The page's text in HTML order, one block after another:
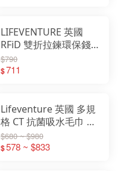
LIFEVENTURE 英國
RFiD 雙折拉鍊環保錢
包 安全防盜 68721
68722 68723 68726
$790
$711
Lifeventure 英國 多規
格 CT 抗菌吸水毛巾 登
山 露營 運動 游泳 附收
納袋 632
$680 ~ $980
$578 ~ $833